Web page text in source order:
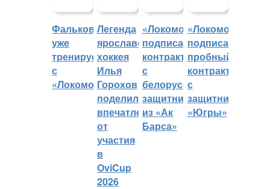
Фальковский
уже
тренируется
с
«Локомотивом»
Легенда
ярославского
хоккея
Илья
Горохов
поделился
впечатлениями
от
участия
в
OviCup
2026
«Локомотив»
подписал
контракт
с
белорусским
защитником
из «Ак
Барса»
«Локомотив»
подписал
пробный
контракт
с
защитником
«Югры»